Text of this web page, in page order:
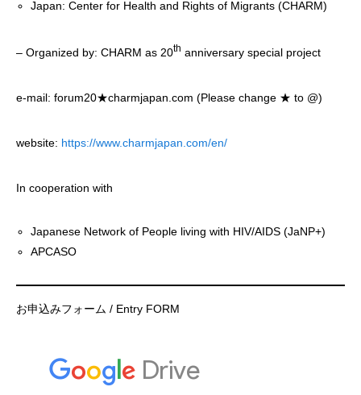
Japan: Center for Health and Rights of Migrants (CHARM)
– Organized by: CHARM as 20th anniversary special project
e-mail: forum20★charmjapan.com (Please change ★ to @)
website: https://www.charmjapan.com/en/
In cooperation with
Japanese Network of People living with HIV/AIDS (JaNP+)
APCASO
お申込みフォーム / Entry FORM